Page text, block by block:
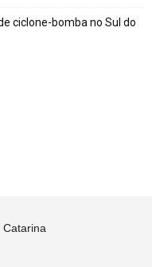
ciclone-bomba no Sul do